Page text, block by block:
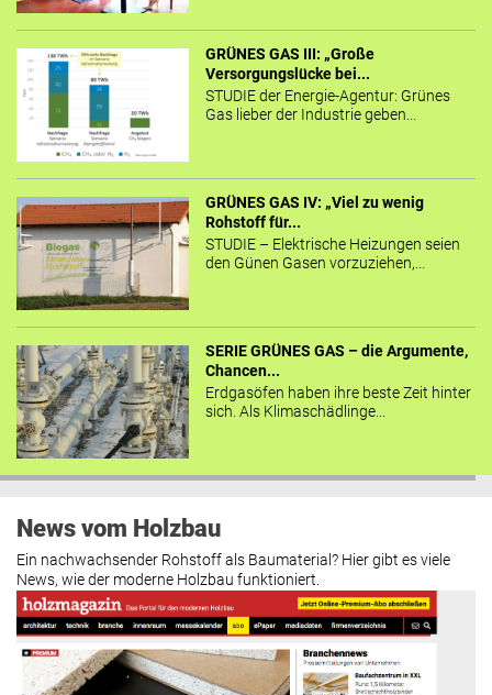
GRÜNES GAS III: „Große
Versorgungslücke bei...
STUDIE der Energie-Agentur: Grünes
Gas lieber der Industrie geben...
GRÜNES GAS IV: „Viel zu wenig
Rohstoff für...
STUDIE – Elektrische Heizungen seien
den Günen Gasen vorzuziehen,...
SERIE GRÜNES GAS – die Argumente,
Chancen...
Erdgasöfen haben ihre beste Zeit hinter
sich. Als Klimaschädlinge...
News vom Holzbau
Ein nachwachsender Rohstoff als Baumaterial? Hier gibt es viele
News, wie der moderne Holzbau funktioniert.